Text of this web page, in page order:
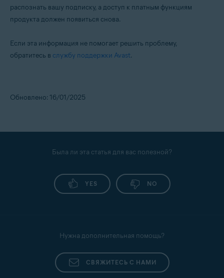
распознать вашу подписку, а доступ к платным функциям
продукта должен появиться снова.
Если эта информация не помогает решить проблему,
обратитесь в службу поддержки Avast.
Обновлено: 16/01/2025
Была ли эта статья для вас полезной?
YES NO
Нужна дополнительная помощь?
СВЯЖИТЕСЬ С НАМИ